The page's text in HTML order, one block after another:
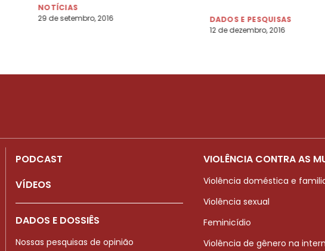
NOTÍCIAS
29 de setembro, 2016
DADOS E PESQUISAS
12 de dezembro, 2016
PODCAST
VÍDEOS
DADOS E DOSSIÊS
Nossas pesquisas de opinião
VIOLÊNCIA CONTRA AS
Violência doméstica e
Violência sexual
Feminicídio
Violência de gênero na